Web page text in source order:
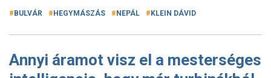
BULVÁR HEGYMÁSZÁS NEPÁL KLEIN DÁVID
Annyi áramot visz el a mesterséges